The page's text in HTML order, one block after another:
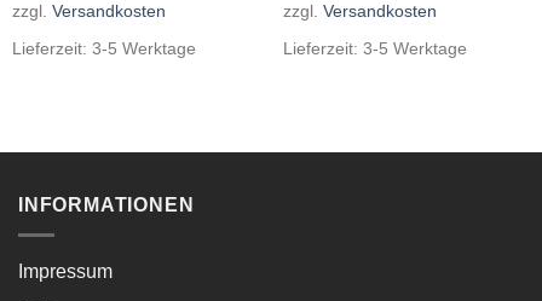
zzgl. Versandkosten
Lieferzeit: 3-5 Werktage
zzgl. Versandkosten
Lieferzeit: 3-5 Werktage
INFORMATIONEN
Impressum